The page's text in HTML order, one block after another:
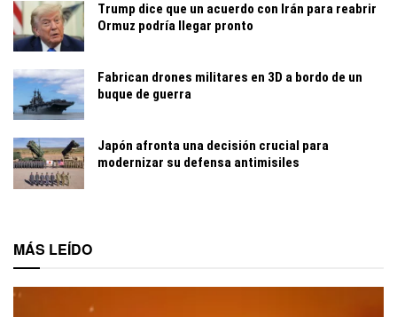
Trump dice que un acuerdo con Irán para reabrir
Ormuz podría llegar pronto
Fabrican drones militares en 3D a bordo de un
buque de guerra
Japón afronta una decisión crucial para
modernizar su defensa antimisiles
MÁS LEÍDO